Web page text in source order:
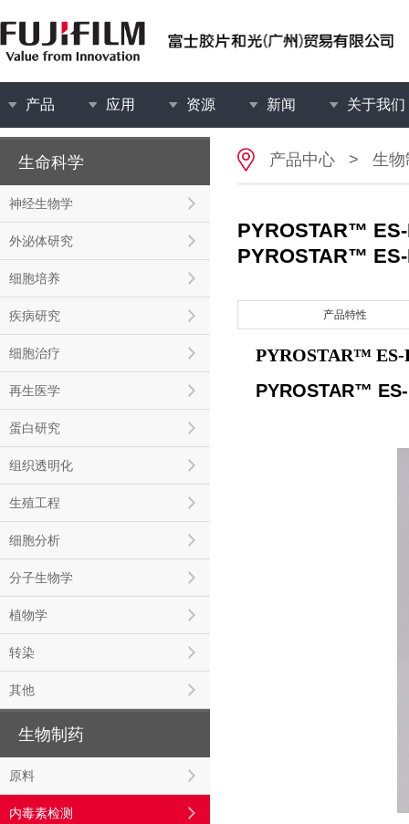
产品 应用 资源 新闻 关于我们
生命科学
神经生物学
外泌体研究
细胞培养
疾病研究
细胞治疗
再生医学
蛋白研究
组织透明化
生殖工程
细胞分析
分子生物学
植物学
转染
其他
生物制药
原料
内毒素检测
产品中心 > 生物
PYROSTAR™
PYROSTAR™
产品特性
PYROSTAR™ ES-
PYROSTAR™